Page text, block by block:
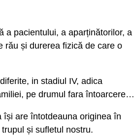
a pacientului, a aparținătorilor, a
rău și durerea fizică de care o
in stadiul IV, adica
pe drumul fara întoarcere…
își are întotdeauna originea în
și sufletul nostru.